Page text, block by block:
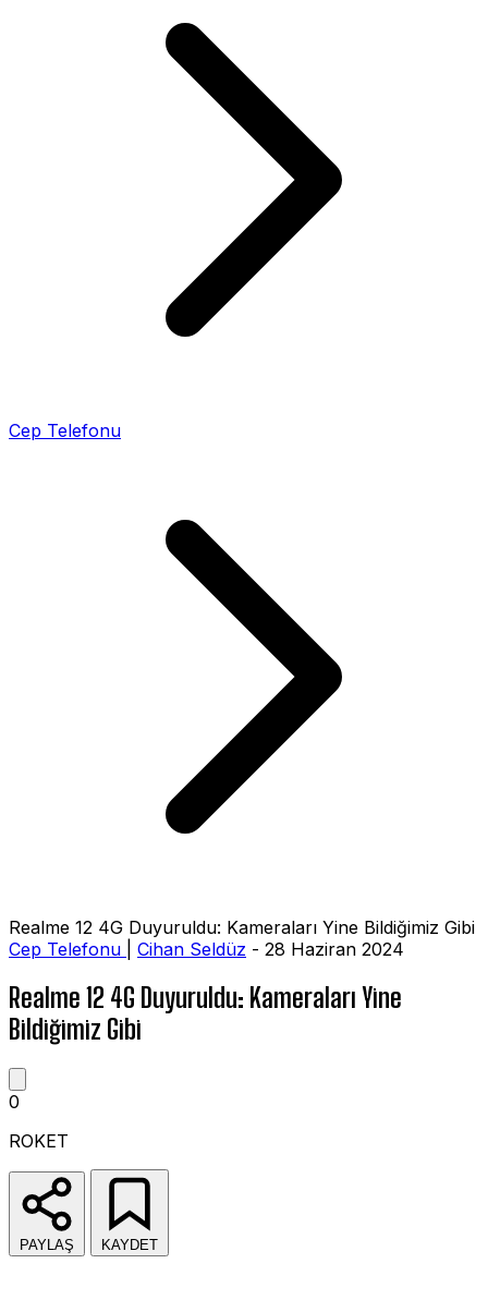
Cep Telefonu
Realme 12 4G Duyuruldu: Kameraları Yine Bildiğimiz Gibi
Cep Telefonu
Cihan Seldüz - 28 Haziran 2024
Realme 12 4G Duyuruldu: Kameraları Yine
Bildiğimiz Gibi
0
ROKET
PAYLAŞ KAYDET